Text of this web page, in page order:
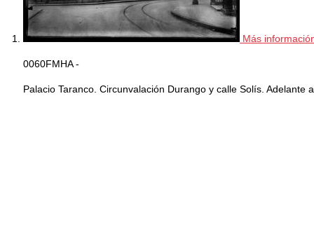
Más
0060FMHA -
Palacio Taranco. Circunvalación Durango y calle Solís. Adelante